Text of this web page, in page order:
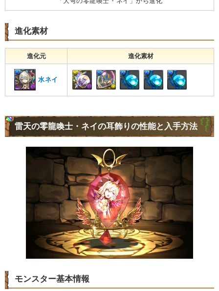
進化素材
進化元 進化素材
水ネイ
雷天の零龍喚士・ネイの耳飾りの性能と入手方法
モンスター基本情報